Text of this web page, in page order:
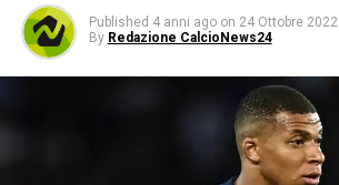
Published 4 anni ago on 24 Ottobre 2022
By Redazione CalcioNews24